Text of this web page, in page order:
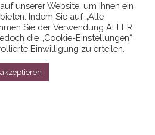
WordPress
unserer Website, um Ihnen ein
Indem Sie auf „Alle
Sie der Verwendung ALLER
die „Cookie-Einstellungen“
Einwilligung zu erteilen.